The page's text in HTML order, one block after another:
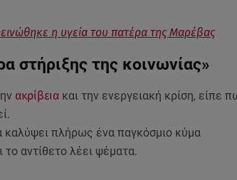
η υγεία του πατέρα της Μαρέβας
στήριξης της κοινωνίας»
ακρίβειακαι την ενεργειακή κρίση, είπε
καλύψει πλήρως ένα παγκόσμιο κύμα
το αντίθετο λέει ψέματα.